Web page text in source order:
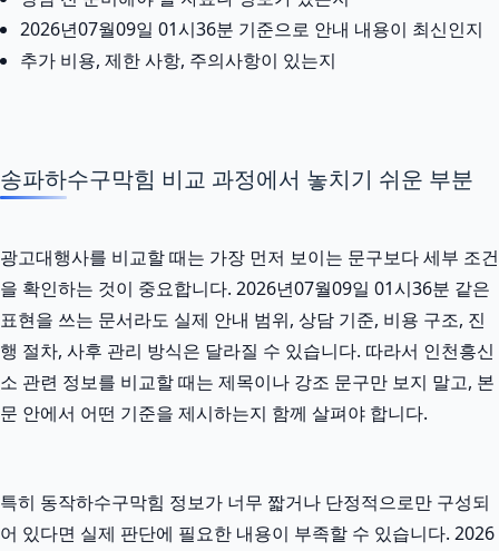
2026년07월09일 01시36분 기준으로 안내 내용이 최신인지
추가 비용, 제한 사항, 주의사항이 있는지
송파하수구막힘 비교 과정에서 놓치기 쉬운 부분
광고대행사를 비교할 때는 가장 먼저 보이는 문구보다 세부 조건
을 확인하는 것이 중요합니다. 2026년07월09일 01시36분 같은
표현을 쓰는 문서라도 실제 안내 범위, 상담 기준, 비용 구조, 진
행 절차, 사후 관리 방식은 달라질 수 있습니다. 따라서 인천흥신
소 관련 정보를 비교할 때는 제목이나 강조 문구만 보지 말고, 본
문 안에서 어떤 기준을 제시하는지 함께 살펴야 합니다.
특히 동작하수구막힘 정보가 너무 짧거나 단정적으로만 구성되
어 있다면 실제 판단에 필요한 내용이 부족할 수 있습니다. 2026